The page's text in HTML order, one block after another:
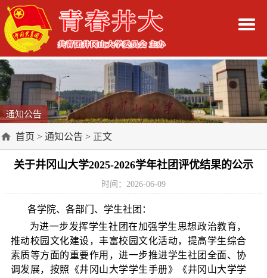
通知公告
首页 > 通知公告 > 正文
关于井冈山大学2025-2026学年社团评优结果的公示
时间：2026-06-09
各学院、各部门、学生社团：
为进一步发挥学生社团在加强学生思想政治教育，
推动校园文化建设，丰富校园文化活动，提高学生综合
素质等方面的重要作用，进一步推进学生社团全面、协
调发展，按照《井冈山大学学生手册》《井冈山大学学